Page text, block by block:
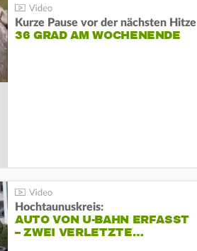
Kurze Pause vor der nächsten Hitze
36 GRAD AM WOCHENENDE
Hochtaunuskreis:
AUTO VON U-BAHN ERFASST
– ZWEI VERLETZTE…